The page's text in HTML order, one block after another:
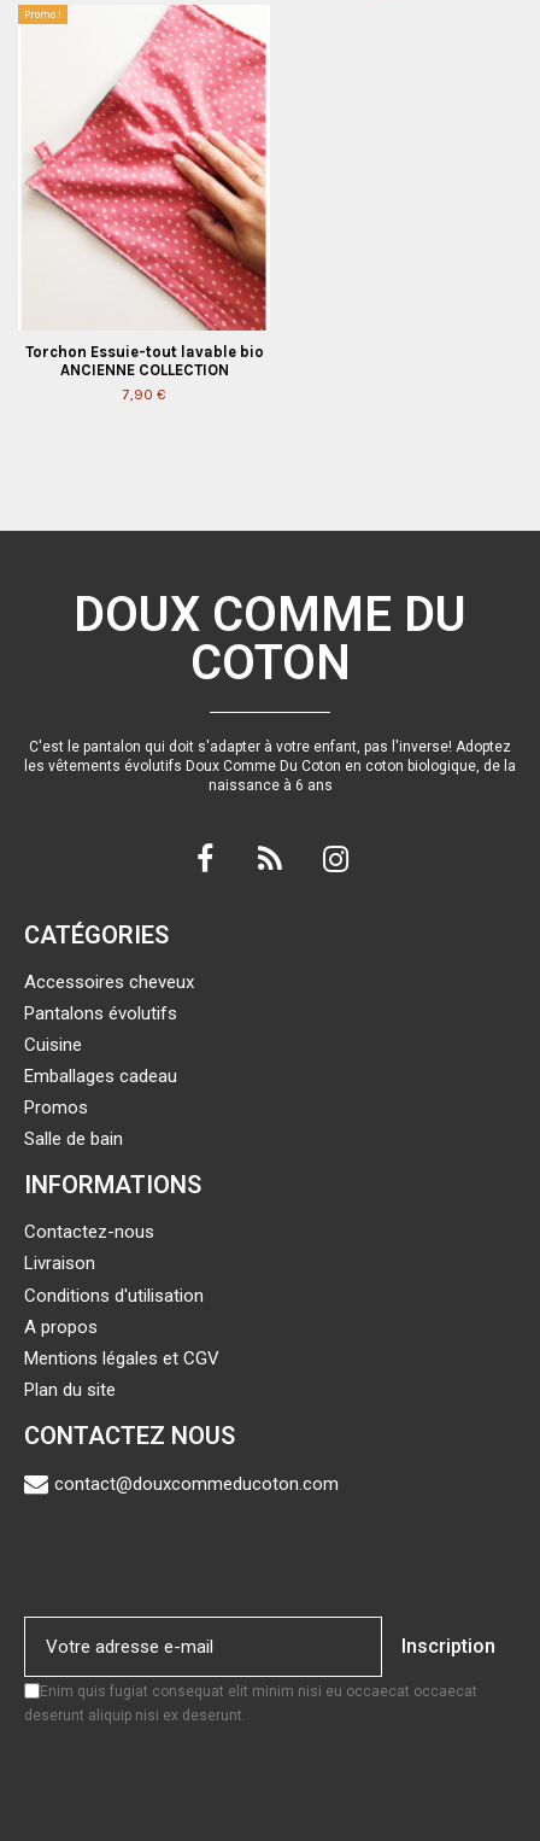
Promo !
Torchon Essuie-tout lavable bio
ANCIENNE COLLECTION
7,90 €
DOUX COMME DU
COTON
C'est le pantalon qui doit s'adapter à votre enfant, pas l'inverse! Adoptez
les vêtements évolutifs Doux Comme Du Coton en coton biologique, de la
naissance à 6 ans
CATÉGORIES
Accessoires cheveux
Pantalons évolutifs
Cuisine
Emballages cadeau
Promos
Salle de bain
INFORMATIONS
Contactez-nous
Livraison
Conditions d'utilisation
A propos
Mentions légales et CGV
Plan du site
CONTACTEZ NOUS
contact@douxcommeducoton.com
Inscription
Enim quis fugiat consequat elit minim nisi eu occaecat occaecat
deserunt aliquip nisi ex deserunt.